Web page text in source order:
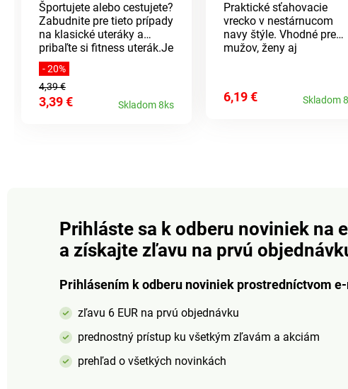
Športujete alebo cestujete?
Zabudnite pre tieto prípady
na klasické uteráky a
pribaľte si fitness uterák.Je
ľahký, super mäkký a
príjemný k pokožke. Má
ultra absorpčné
schopnosti a zároveň je
polyamid. Rozmery: 80 x
40 cm. Na športové
aktivity Na cesty aj na
minimum Super mäkký a
príjemný k pokožke
Schopnosť vysokej
absorpcie Rýchloschnúci
Elastické pútko na
zavesenie a k pohodlnému
zbaleniu
- 20%
4,39 €
3,39 € Skladom 8ks
Praktické sťahovacie
vrecko v nestárnucom
navy štýle. Vhodné pre
mužov, ženy aj
6,19 € Skladom
Prihláste sa k odberu noviniek na
a získajte zľavu na prvú
Prihlásením k odberu noviniek prostredníctvom
zľavu 6 EUR na prvú objednávku
prednostný prístup ku všetkým zľavám a akciám
prehľad o všetkých novinkách